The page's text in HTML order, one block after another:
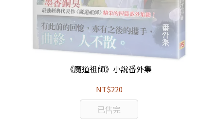
《魔道祖師》小說番外集
NT$220
已售完